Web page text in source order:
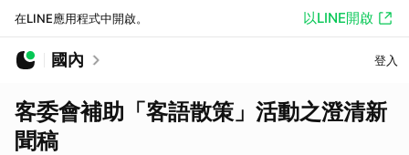
在LINE應用程式中開啟。 以LINE開啟
國內 登入
客委會補助「客語散策」活動之澄清新
聞稿